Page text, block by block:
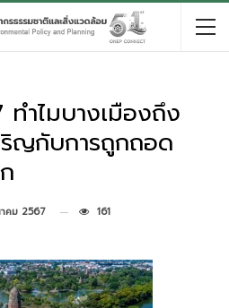
ำไมบางเมืองถึง
ญกับการถูกถอด
คม 2567 161